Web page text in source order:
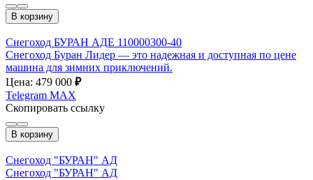
В корзину
Снегоход БУРАН АДЕ 110000300-40
Снегоход Буран Лидер — это надежная и доступная по цене
машина для зимних приключений.
Цена: 479 000 ₽
Telegram MAX
Скопировать ссылку
В корзину
Снегоход "БУРАН" АД
Снегоход "БУРАН" АД